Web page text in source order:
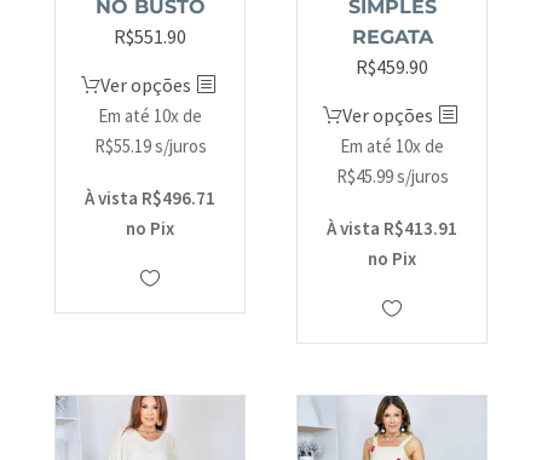
NO BUSTO
R$551.90
Ver opções
Em até 10x de
R$55.19s/juros
À vista R$496.71
no Pix
SIMPLES
REGATA
R$459.90
Ver opções
Em até 10x de
R$45.99s/juros
À vista R$413.91
no Pix